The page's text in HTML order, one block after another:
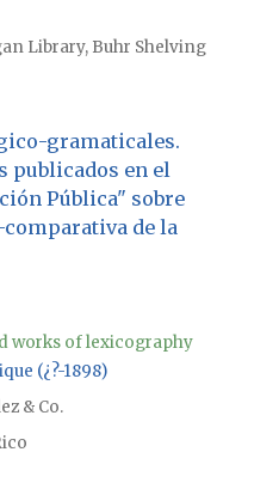
Library, Buhr Shelving
gramaticales.
publicados en el
Pública" sobre
de la
works of lexicography
(¿?-1898)
& Co.